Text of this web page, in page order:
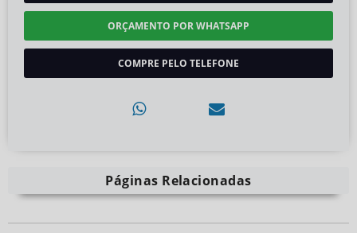
ORÇAMENTO POR WHATSAPP
COMPRE PELO TELEFONE
Páginas Relacionadas